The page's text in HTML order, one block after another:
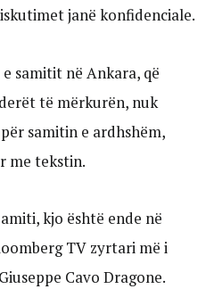
janë konfidenciale.
samitit në Ankara, që
të mërkurën, nuk
samitin e ardhshëm,
me tekstin.
kjo është ende në
TV zyrtari më i
Cavo Dragone.